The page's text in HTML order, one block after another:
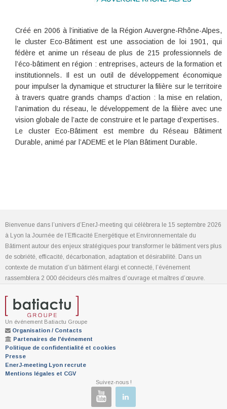
Créé en 2006 à l’initiative de la Région Auvergne-Rhône-Alpes,
le cluster Eco-Bâtiment est une association de loi 1901, qui
fédère et anime un réseau de plus de 215 professionnels de
l’éco-bâtiment en région : entreprises, acteurs de la formation et
institutionnels. Il est un outil de développement économique
pour impulser la dynamique et structurer la filière sur le territoire
à travers quatre grands champs d’action : la mise en relation,
l’animation du réseau, le développement de la filière avec une
vision globale de l’acte de construire et le partage d’expertises.
Le cluster Eco-Bâtiment est membre du Réseau Bâtiment
Durable, animé par l’ADEME et le Plan Bâtiment Durable.
Bienvenue dans l’univers d’EnerJ-meeting qui célèbrera le 15 septembre 2026
à Lyon la Journée de l’Efficacité Energétique et Environnementale du
Bâtiment autour des enjeux stratégiques pour transformer le bâtiment vers plus
de sobriété, efficacité, décarbonation, adaptation et désirabilité. Dans un
contexte de mutation d’un bâtiment élargi et connecté, l’événement
rassemblera 2 000 décideurs clés maîtres d’ouvrage et maîtres d’œuvre.
Un événement Batiactu Groupe
Organisation / Contacts
Partenaires de l'événement
Politique de confidentialité et cookies
Presse
EnerJ-meeting Lyon recrute
Mentions légales et CGV
Suivez-nous !